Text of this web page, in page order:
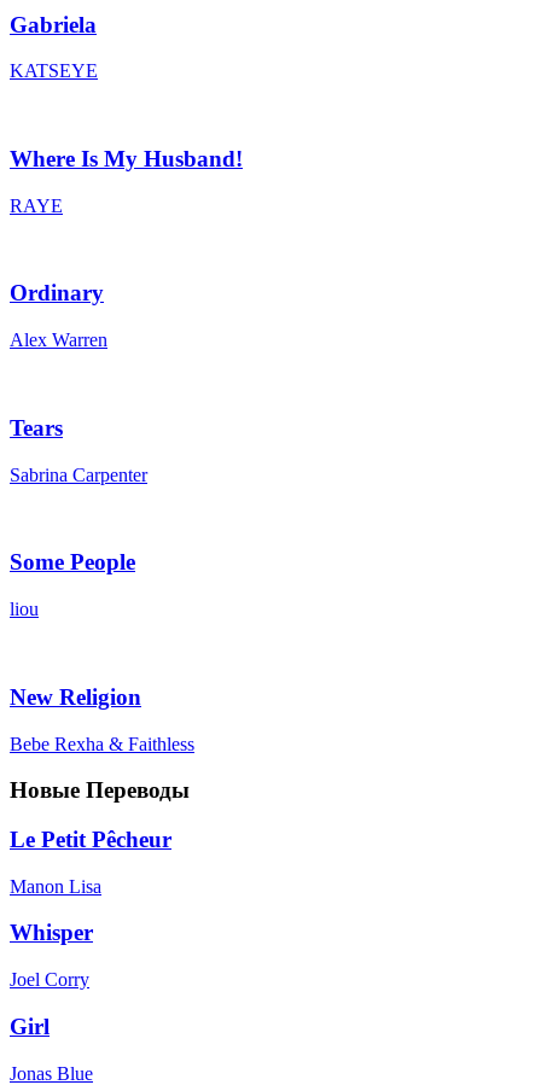
Gabriela
KATSEYE
Where Is My Husband!
RAYE
Ordinary
Alex Warren
Tears
Sabrina Carpenter
Some People
liou
New Religion
Bebe Rexha & Faithless
Новые Переводы
Le Petit Pêcheur
Manon Lisa
Whisper
Joel Corry
Girl
Jonas Blue